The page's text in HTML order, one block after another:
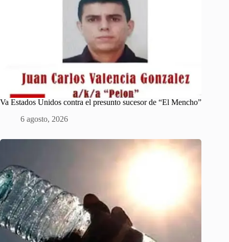
Va Estados Unidos contra el presunto sucesor de “El Mencho”
6 agosto, 2026